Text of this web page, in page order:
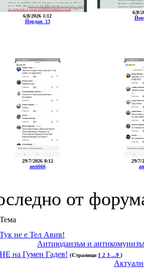
6/8/2026 1:12
Йордан_13
6/8/
29/7/2026 8:12
anti666
29/7/
от
Тема
Тук не е Тел Авив!
Антиюдаизъм и
НЕ на Гумен Гадев! (Страници 1 2 3 ...9 )